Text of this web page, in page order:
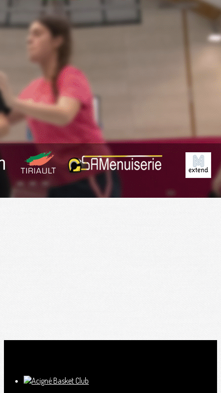
Exporter les lignes sélectionnées
Exporter toutes les colonnes
Exporter uniquement les colonnes affichées
Planning
Derniers Résultats
Résumé des matchs
?>
Images de la page d'accueil
Cliquez pour éditer